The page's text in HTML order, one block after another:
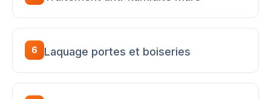
6 Laquage portes et boiseries